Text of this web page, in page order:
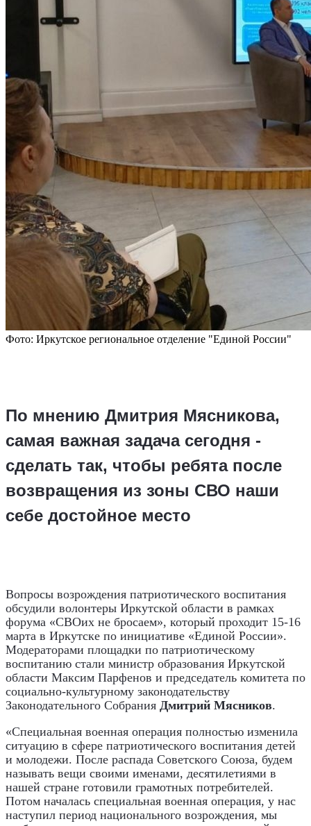
Фото: Иркутское региональное отделение "Единой России"
По мнению Дмитрия Мясникова,
самая важная задача сегодня -
сделать так, чтобы ребята после
возвращения из зоны СВО наши
себе достойное место
Вопросы возрождения патриотического воспитания
обсудили волонтеры Иркутской области в рамках
форума «СВОих не бросаем», который проходит 15-16
марта в Иркутске по инициативе «Единой России».
Модераторами площадки по патриотическому
воспитанию стали министр образования Иркутской
области Максим Парфенов и председатель комитета по
социально-культурному законодательству
Законодательного Собрания Дмитрий Мясников.
«Специальная военная операция полностью изменила
ситуацию в сфере патриотического воспитания детей
и молодежи. После распада Советского Союза, будем
называть вещи своими именами, десятилетиями в
нашей стране готовили грамотных потребителей.
Потом началась специальная военная операция, у нас
наступил период национального возрождения, мы